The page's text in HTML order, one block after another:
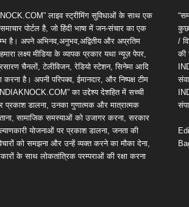
लाइव स्ट्रीमिंग सुविधाओं के साथ एक
पोर्टल है, जो हिंदी भाषा में जन-संचार का एक
है। अपने अभिनव,अनुभव,अद्वितीय और अप्रतिम
लक्ष्य मीडिया के व्यापक प्रकार यथा न्यूज़ पेपर,
चैनलों, टेलीविजन, रेडियो स्टेशन, सिनेमा आदि
करना है। अपनी परिपक्व, ईमानदार, और निष्पक्ष टीम
का उद्देश्य देशहित में सच्ची
प्रकाश डालना, उनका गुणात्मक और मात्रात्मक
सामाजिक समस्याओं को उजागर करना, सरकार
योजनाओं पर प्रकाश डालना, जनता की
को समझना और उन्हें व्यक्त करने का मौका देना,
के साथ लोकतांत्रिक परम्पराओं की रक्षा करना
कुछ
/
की